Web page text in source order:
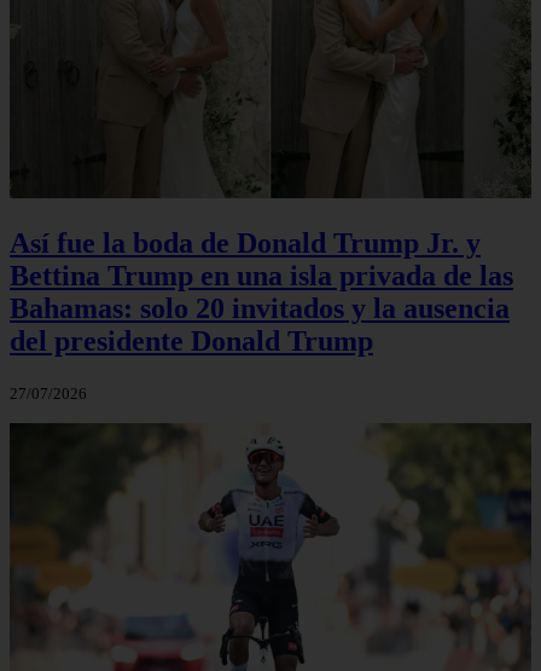
Así fue la boda de Donald Trump Jr. y
Bettina Trump en una isla privada de las
Bahamas: solo 20 invitados y la ausencia
del presidente Donald Trump
27/07/2026